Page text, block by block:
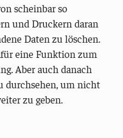
scheinbar so
und Druckern daran
Daten zu löschen.
eine Funktion zum
Aber auch danach
durchsehen, um nicht
zu geben.